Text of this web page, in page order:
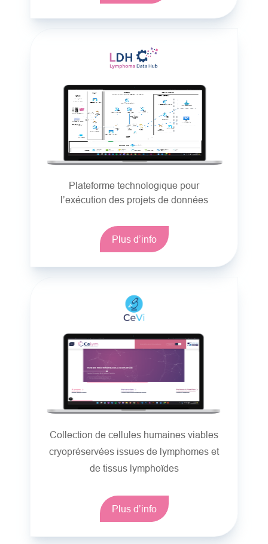
Plateforme technologique pour
l’exécution des projets de données
Plus d’info
Collection de cellules humaines viables
cryopréservées issues de lymphomes et
de tissus lymphoïdes
Plus d’info